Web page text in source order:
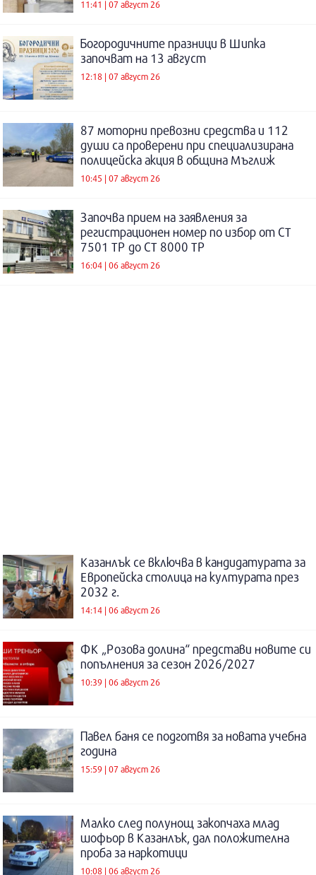
11:41 | 07 август 26
Богородичните празници в Шипка
започват на 13 август
12:18 | 07 август 26
87 моторни превозни средства и 112
души са проверени при специализирана
полицейска акция в община Мъглиж
10:45 | 07 август 26
Започва прием на заявления за
регистрационен номер по избор от СТ
7501 ТР до СТ 8000 ТР
16:04 | 06 август 26
Казанлък се включва в кандидатурата за
Европейска столица на културата през
2032 г.
14:14 | 06 август 26
ФК „Розова долина“ представи новите си
попълнения за сезон 2026/2027
10:39 | 06 август 26
Павел баня се подготвя за новата учебна
година
15:59 | 07 август 26
Малко след полунощ закопчаха млад
шофьор в Казанлък, дал положителна
проба за наркотици
10:08 | 06 август 26